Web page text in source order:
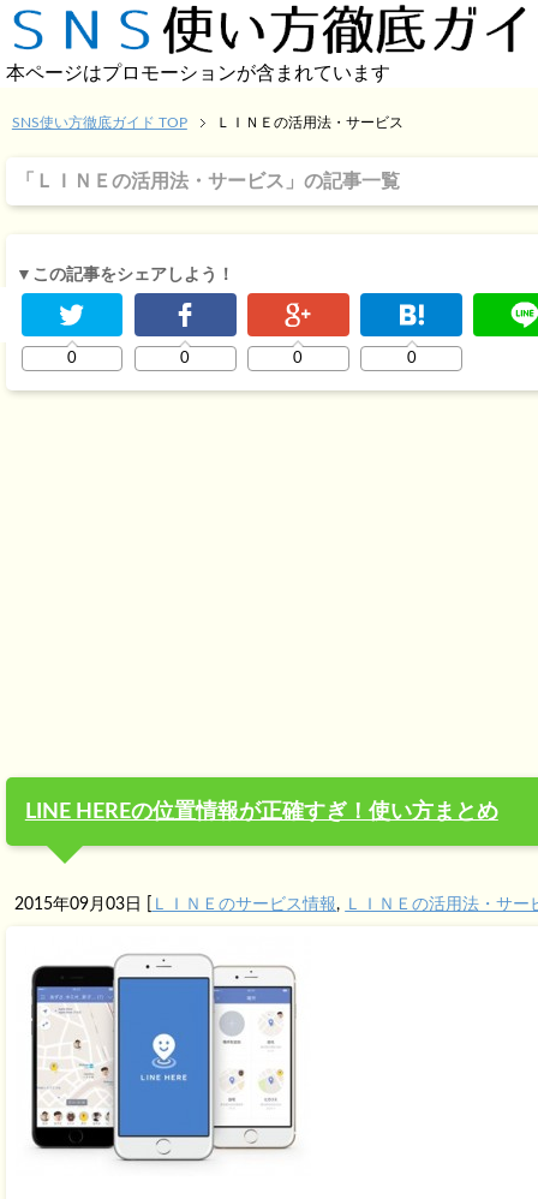
本ページはプロモーションが含まれています
SNS使い方徹底ガイド TOP ＬＩＮＥの活用法・サービス
「ＬＩＮＥの活用法・サービス」の記事一覧
▼この記事をシェアしよう！
0 0 0 0
LINE HEREの位置情報が正確すぎ！使い方まとめ
2015年09月03日 ＬＩＮＥのサービス情報, ＬＩＮＥの活用法・サー